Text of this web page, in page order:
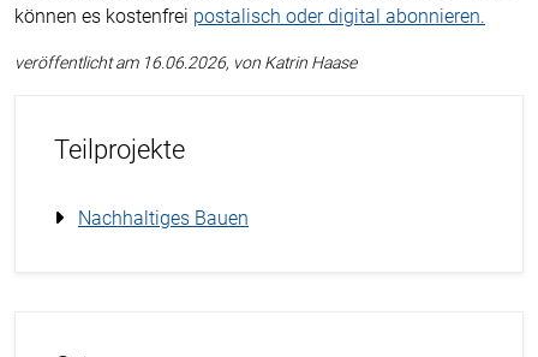
können es kostenfrei postalisch oder digital abonnieren.
veröffentlicht am 16.06.2026, von Katrin Haase
Teilprojekte
Nachhaltiges Bauen